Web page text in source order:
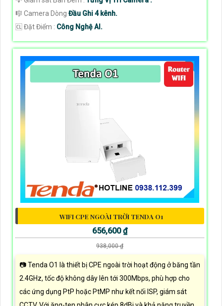
🎼️ Camera Dòng Đầu Ghi 4 kênh.
️🆑 Đặt Điểm : Công Nghệ AI.
WIFI CPE NGOÀI TRỜI TENDA O1
656,600 ₫
938,000 ₫
📷 Tenda O1 là thiết bị CPE ngoài trời hoạt động ở băng tần
2.4GHz, tốc độ không dây lên tới 300Mbps, phù hợp cho
các ứng dụng PtP hoặc PtMP như kết nối ISP, giám sát